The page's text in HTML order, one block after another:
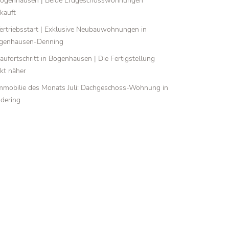
| Exklusive Neubauwohnungen in
Denning
in Bogenhausen | Die Fertigstellung
näher
des Monats Juli: Dachgeschoss-Wohnung in